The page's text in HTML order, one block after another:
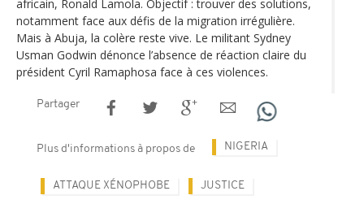
africain, Ronald Lamola. Objectif : trouver des solutions,
notamment face aux défis de la migration irrégulière.
Mais à Abuja, la colère reste vive. Le militant Sydney
Usman Godwin dénonce l’absence de réaction claire du
président Cyril Ramaphosa face à ces violences.
Partager
Plus d'informations à propos de NIGERIA
ATTAQUE XÉNOPHOBE JUSTICE